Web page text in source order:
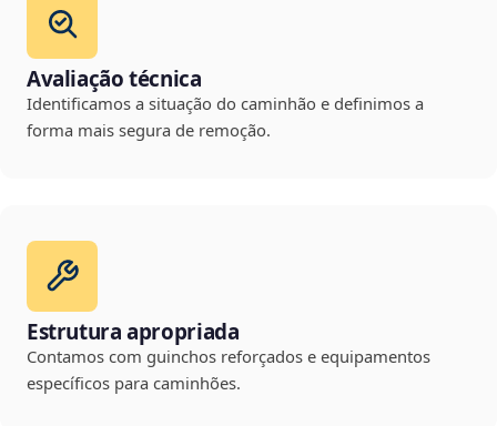
Avaliação técnica
Identificamos a situação do caminhão e definimos a
forma mais segura de remoção.
Estrutura apropriada
Contamos com guinchos reforçados e equipamentos
específicos para caminhões.